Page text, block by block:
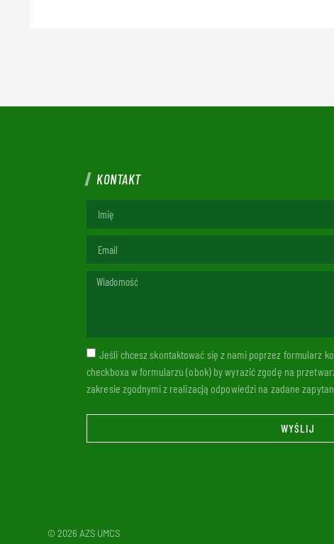
KONTAKT
Jeśli chcesz skontaktować się z nami poprzez formularz
checkboxa w formularzu (obok) by wyrazić zgodę na
zakresie zgodnymi z realizacją odpowiedzi na zadane
WYŚLIJ
© 2026 AZS UMCS